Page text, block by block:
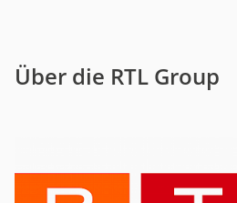
Über die RTL Group